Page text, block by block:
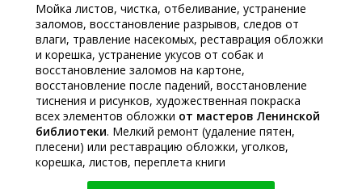
Мойка листов, чистка, отбеливание, устранение
заломов, восстановление разрывов, следов от
влаги, травление насекомых, реставрация обложки
и корешка, устранение укусов от собак и
восстановление заломов на картоне,
восстановление после падений, восстановление
тиснения и рисунков, художественная покраска
всех элементов обложки от мастеров Ленинской
библиотеки. Мелкий ремонт (удаление пятен,
плесени) или реставрацию обложки, уголков,
корешка, листов, переплета книги